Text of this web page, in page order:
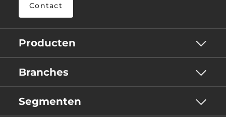
Contact
Producten
Branches
Segmenten